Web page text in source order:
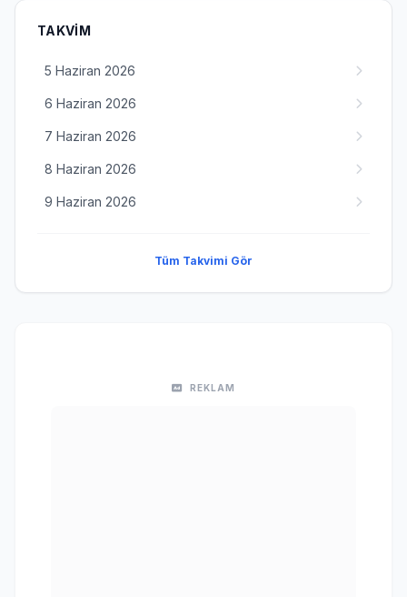
TAKVIM
5 Haziran 2026
6 Haziran 2026
7 Haziran 2026
8 Haziran 2026
9 Haziran 2026
Tüm Takvimi Gör
REKLAM